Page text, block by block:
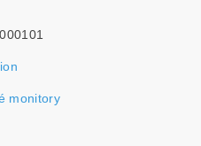
monitory